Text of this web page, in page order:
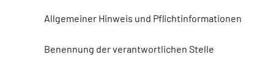
Allgemeiner Hinweis und Pflichtinformationen
Benennung der verantwortlichen Stelle